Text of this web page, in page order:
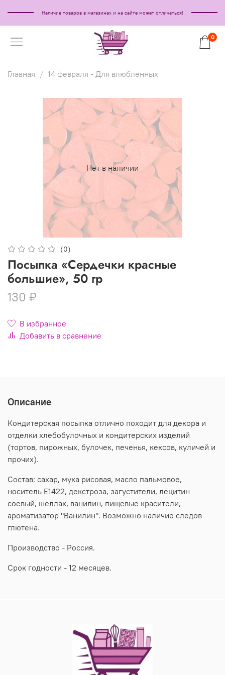
Наличие товаров в магазинах и на сайте может отличаться!
0
Главная 14 февраля - Для влюбленных
Нет в наличии
(0)
Посыпка «Сердечки красные
большие», 50 гр
130 ₽
В избранное
Добавить в сравнение
Описание
Кондитерская посыпка отлично походит для декора и
отделки хлебобулочных и кондитерских изделий
(тортов, пирожных, булочек, печенья, кексов, куличей и
прочих).
Состав: сахар, мука рисовая, масло пальмовое,
носитель Е1422, декстроза, загустители, лецитин
соевый, шеллак, ванилин, пищевые красители,
ароматизатор "Ванилин". Возможно наличие следов
глютена.
Производство - Россия.
Срок годности - 12 месяцев.